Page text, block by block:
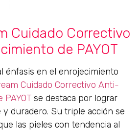
Cuidado Correctivo
de PAYOT
énfasis en el enrojecimiento
Cuidado Correctivo Anti-
se destaca por lograr
duradero. Su triple acción se
las pieles con tendencia al